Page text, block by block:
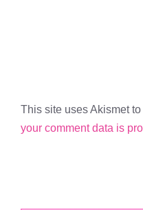
This site uses Akismet
your comment data is